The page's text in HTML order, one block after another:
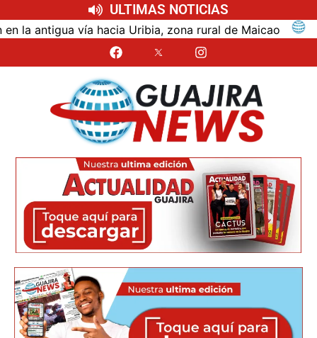
ULTIMAS NOTICIAS
vía hacia Uribia, zona rural de Maicao